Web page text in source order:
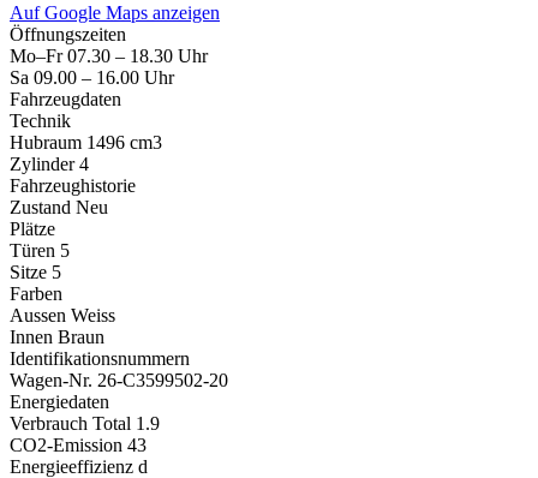
Auf Google Maps anzeigen
Öffnungszeiten
Mo–Fr07.30 – 18.30 Uhr
Sa 09.00 – 16.00 Uhr
Fahrzeugdaten
Technik
Hubraum 1496 cm3
Zylinder4
Fahrzeughistorie
Zustand Neu
Plätze
Türen 5
Sitze 5
Farben
Aussen Weiss
Innen Braun
Identifikationsnummern
Wagen-Nr. 26-C3599502-20
Energiedaten
Verbrauch Total 1.9
CO2-Emission 43
Energieeffizienz d